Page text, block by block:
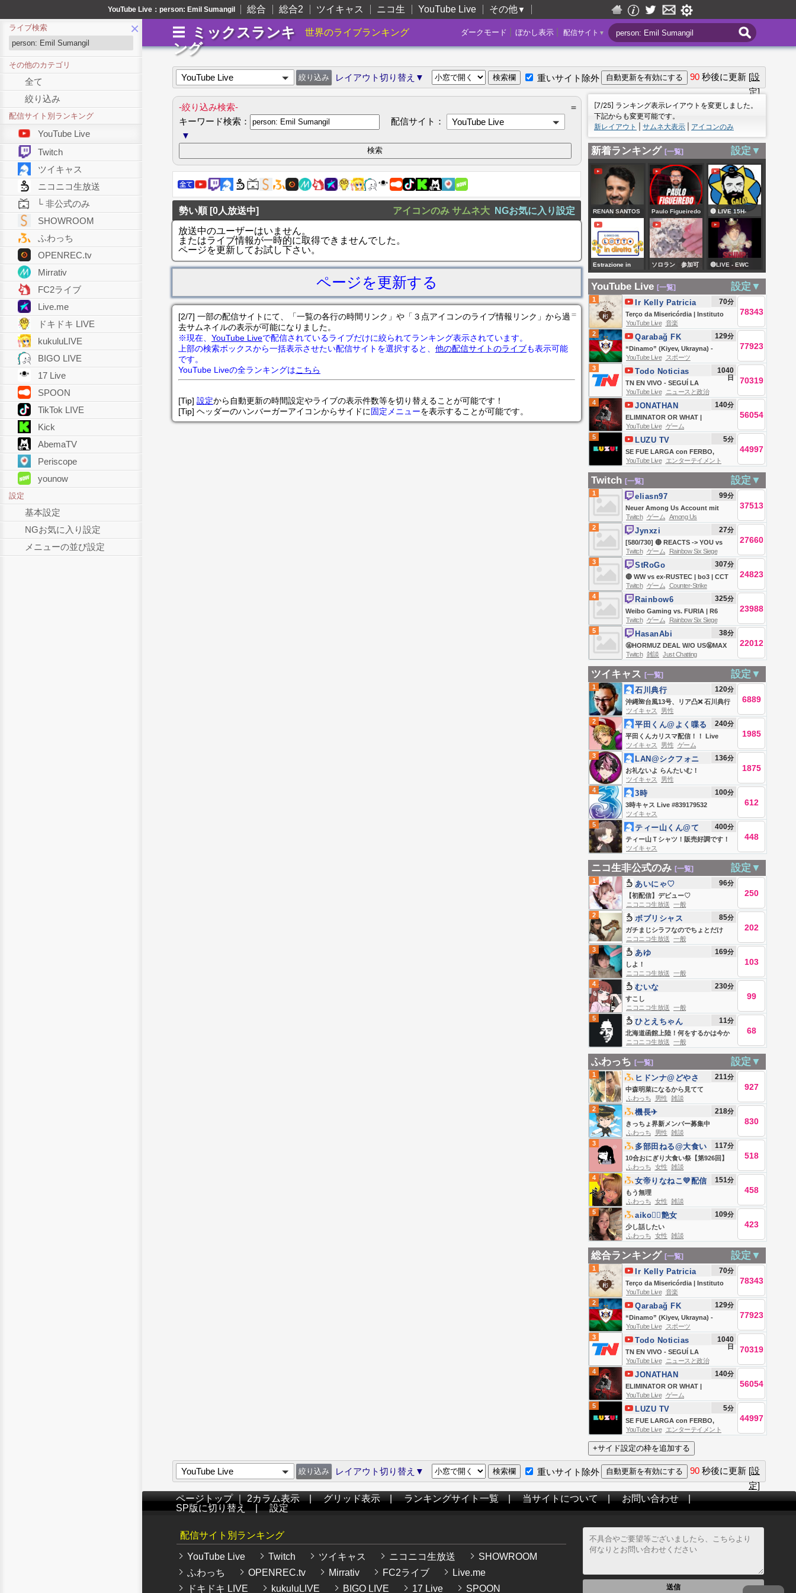
YouTube Live：person: Emil Sumangil 総合 総合2 ツイキャス ニコ生 YouTube Live その他▼
ミックスランキ
ング
世界のライブランキング 配信サイト ▼
ぼかし表示
ダークモード
×
ライブ検索
その他のカテゴリ
全て
絞り込み
配信サイト別ランキング
YouTube Live
Twitch
ツイキャス
ニコニコ生放送
└ 非公式のみ
SHOWROOM
ふわっち
OPENREC.tv
Mirrativ
FC2ライブ
Live.me
ドキドキ LIVE
kukuluLIVE
BIGO LIVE
17 Live
SPOON
TikTok LIVE
Kick
AbemaTV
Periscope
younow
設定
基本設定
NGお気に入り設定
メニューの並び設定
YouTube Live レイアウト切り替え▼ 重いサイト除外 90 秒後に更新 [設
定]
-絞り込み検索-
＝
キーワード検索：
配信サイト：
YouTube Live
▼
勢い順 [0人放送中] アイコンのみ サムネ大
NGお気に入り設定
放送中のユーザーはいません。
またはライブ情報が一時的に取得できませんでした。
ページを更新してお試し下さい。
ページを更新する
＝
[2/7] 一部の配信サイトにて、「一覧の各行の時間リンク」や「３点アイコンのライブ情報リンク」から過
去サムネイルの表示が可能になりました。
※現在、 YouTube Liveで配信されているライブだけに絞られてランキング表示されています。
上部の検索ボックスから一括表示させたい配信サイトを選択すると、 他の配信サイトのライブも表示可能
です。
YouTube Liveの全ランキングはこちら
[Tip] 設定から自動更新の時間設定やライブの表示件数等を切り替えることが可能です！
[Tip] ヘッダーのハンバーガーアイコンからサイドに固定メニューを表示することが可能です。
[7/25] ランキング表示レイアウトを変更しました。
下記からも変更可能です。
新レイアウト
サムネ大表示 アイコンのみ
新着ランキング [一覧] 設定▼
RENAN SANTOS
FAZ
PRONUNCIAMENTO
OFICIAL |
ANÁLISES
RENAIS |
06/08/2026
Paulo Figueiredo
Show - Ep. 299 -
Lulinha, PCC,
Master e INSS: Os
Grandes
Governo Lula
🔴 LIVE 15H-
QUINTA (6/8): AS
NOTÍCIAS E
POLÊMICAS DO
DIA COM HELDER
E BEZZI | Galãs
Feios
Estrazione in
diretta del Gioco
Simbolotto di
Giovedì 6 agosto
2026
ソロラン 参加可
新シーズン
🔴LIVE - EWC
WATCH PARTY!!
OpTic GAMING vs
100 THIEVES -
CUP 26 DAY 2
YouTube Live [一覧] 設定▼
1
Terço da Misericórdia | Instituto
Hesed - 06/08
Ir Kelly Patricia
OFICIAL / Instituto
Hesed
70分
78343
YouTube Live 音楽
2
“Dinamo” (Kiyev, Ukrayna) -
Qarabağ FK – | UEFA Konfrans
Liqası | III təsnifat mərhələsi
Qarabağ FK 129分
77923
YouTube Live
スポーツ
3
TN EN VIVO - SEGUÍ LA
TRANSMISIÓN EN VIVO DE TODO
NOTICIAS
Todo Noticias 1040
日 70319
YouTube Live
ニュースと政治
4
ELIMINATOR OR WHAT |
JONATHAN IS BACK!! | BGMI!
JONATHAN
GAMING
140分
56054
YouTube Live ゲーム
5
SE FUE LARGA con FERBO,
LUCAS LEZIN, BELU NEGRI, DOMI
FAENA Y TEO D´ELIA | EN VIVO
LUZU TV 5分
44997
YouTube Live エンターテイメント
Twitch [一覧] 設定▼
1
Neuer Among Us Account mit
fatalem Squad🔥 | !iconleague
!doku !eligella !gaming
eliasn97 99分
37513
Twitch ゲーム Among Us
2
[580/730] 🔴 REACTS -> YOU vs
RANK You Deserve 🔴
Jynxzi 27分
27660
Twitch ゲーム
Rainbow Six Siege
3
🔴 WW vs ex-RUSTEC | bo3 | CCT
2026 Europe Series 6 | @deko
@ct0m @m3wsu @keliencs |
@MARKL1NCK
StRoGo 307分
24823
Twitch ゲーム Counter-Strike
4
Weibo Gaming vs. FURIA | R6
Siege at EWC 26 - Day 3 - Group
Stage - Stream A
Rainbow6 325分
23988
Twitch ゲーム
Rainbow Six Siege
5
🤬HORMUZ DEAL W/O US🤬MAX
MILLER ABUSE🤬STRAIT CLOSED
🤬PUBLIC ENEMY #1🤬DEMS
DONT UNDERSTAND LEFT
SURGE🤬TIME TO LOCK IN🤬
HasanAbi 38分
22012
Twitch 雑談 Just Chatting
ツイキャス [一覧] 設定▼
1
沖縄🌺台風13号、リア凸❌ 石川典行
のノリユキラジオ
石川典行 120分
6889
ツイキャス
男性
2
平田くんカリスマ配信！！ Live
#839173806
平田くん@よく喋る 240分
1985
ツイキャス 男性 ゲーム
3
お礼ないよ らんたいむ！
LAN@シクフォニ 136分
1875
ツイキャス
男性
4
3時キャス Live #839179532
3時 100分
612
ツイキャス
5
ティー山Ｔシャツ！販売好調です！
ティー山くんメシ喰い雑談部屋🏠🍚
ティー山くん@て 400分
448
ツイキャス
ニコ生非公式のみ [一覧] 設定▼
1
【初配信】デビュー♡
あいにゃ♡ 96分
250
ニコニコ生放送 一般
2
ガチまじシラフなのでちょとだけ
ボブリシャス 85分
202
ニコニコ生放送 一般
3
しよ！
あゆ 169分
103
ニコニコ生放送 一般
4
すこし
むいな 230分
99
ニコニコ生放送 一般
5
北海道函館上陸！何をするかは今か
ら決める！！枠！
ひとえちゃん 11分
68
ニコニコ生放送 一般
ふわっち [一覧] 設定▼
1
中森明菜になるから見てて
ヒドンナ@どやさ 211分
927
ふわっち 男性 雑談
2
きっちょ界新メンバー募集中
機長✈︎ 218分
830
ふわっち 男性 雑談
3
10合おにぎり大食い祭【第926回】
多部田ねる@大食い 117分
518
ふわっち 女性 雑談
4
もう無理
女帝りなねこ💛配信
復活
151分
458
ふわっち 女性 雑談
5
少し話したい
aiko❤️‍🔥艶女 109分
423
ふわっち 女性 雑談
総合ランキング [一覧] 設定▼
1
Terço da Misericórdia | Instituto
Hesed - 06/08
Ir Kelly Patricia
OFICIAL / Instituto
Hesed
70分
78343
YouTube Live 音楽
2
“Dinamo” (Kiyev, Ukrayna) -
Qarabağ FK – | UEFA Konfrans
Liqası | III təsnifat mərhələsi
Qarabağ FK 129分
77923
YouTube Live
スポーツ
3
TN EN VIVO - SEGUÍ LA
TRANSMISIÓN EN VIVO DE TODO
NOTICIAS
Todo Noticias 1040
日 70319
YouTube Live
ニュースと政治
4
ELIMINATOR OR WHAT |
JONATHAN IS BACK!! | BGMI!
JONATHAN
GAMING
140分
56054
YouTube Live ゲーム
5
SE FUE LARGA con FERBO,
LUCAS LEZIN, BELU NEGRI, DOMI
FAENA Y TEO D´ELIA | EN VIVO
LUZU TV 5分
44997
YouTube Live エンターテイメント
YouTube Live レイアウト切り替え▼ 重いサイト除外 90 秒後に更新 [設
定]
ページトップ｜2カラム表示|グリッド表示|ランキングサイト一覧|当サイトについて|お問い合わせ|
SP版に切り替え
設定
配信サイト別ランキング
YouTube Live Twitch ツイキャス ニコニコ生放送
SHOWROOM
ふわっち
OPENREC.tv Mirrativ FC2ライブ
Live.me
ドキドキ LIVE
kukuluLIVE BIGO LIVE 17 Live SPOON 送信